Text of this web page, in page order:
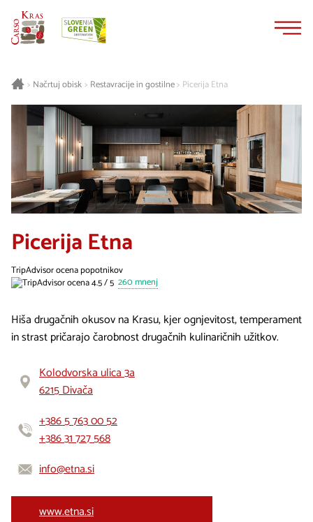
> Načrtuj obisk> Restavracije in gostilne> Picerija Etna
Picerija Etna
TripAdvisor ocena popotnikov
260 mnenj
Hiša drugačnih okusov na Krasu, kjer ognjevitost, temperament
in strast pričarajo čarobnost drugačnih kulinaričnih užitkov.
Kolodvorska ulica 3a
6215 Divača
+386 5 763 00 52
+386 31 727 568
info@etna.si
www.etna.si